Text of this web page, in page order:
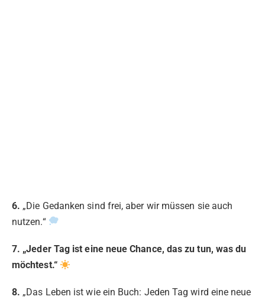
6. „Die Gedanken sind frei, aber wir müssen sie auch
nutzen.“
7. „Jeder Tag ist eine neue Chance, das zu tun, was du
möchtest.“
8. „Das Leben ist wie ein Buch: Jeden Tag wird eine neue